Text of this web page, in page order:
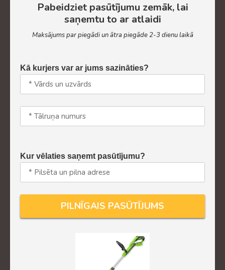
Pabeidziet pasūtījumu zemāk, lai
saņemtu to ar atlaidi
Maksājums par piegādi un ātra piegāde 2-3 dienu laikā
Kā kurjers var ar jums sazināties?
Kur vēlaties saņemt pasūtījumu?